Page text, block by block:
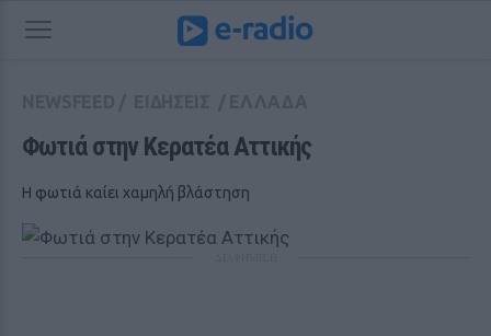
Φωτιά στην Κερατέα Αττικής
H φωτιά καίει χαμηλή βλάστηση